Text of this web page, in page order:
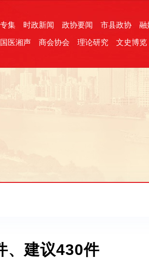
集 时政新闻 政协要闻 市县政协 融
国医湘声 商会协会 理论研究 文史博览
、建议430件